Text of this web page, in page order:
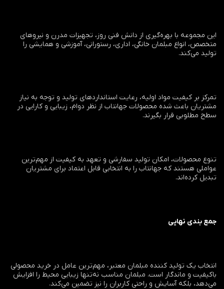
این مجموعه با بهره‌گیری از دانش فنی روز، تجهیزات مدرن و نیروهای
متخصص، انواع مبلمان خانگی، اداری، رستورانی، آموزشی و همایشی را
تولید می‌کند.
تمرکز بر کیفیت مواد اولیه، رعایت استانداردهای تولید و توجه به نیاز
مشتریان باعث شده محصولات جهانتاب از نظر دوام، زیبایی و کارایی در
سطح مطلوبی قرار بگیرند.
تنوع محصولات، امکان تولید سفارشی و تعهد به کیفیت از مهم‌ترین
عواملی هستند که جهانتاب را به انتخابی قابل اعتماد برای مشتریان
تبدیل کرده‌اند.
جمع بندی نهایی
انتخاب یک تولید کننده مبلمان معتبر، مهم‌ترین عامل در خرید محصولی
باکیفیت و ماندگار است. مبلمان مناسب نه‌تنها زیبایی محیط را افزایش
می‌دهد، بلکه آسایش و راحتی کاربران را نیز تضمین می‌کند.